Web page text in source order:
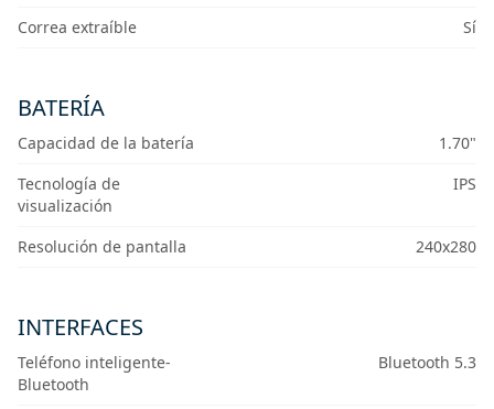
Correa extraíble
Sí
BATERÍA
Capacidad de la batería
1.70"
Tecnología de
visualización
IPS
Resolución de pantalla 240x280
INTERFACES
Teléfono inteligente-
Bluetooth
Bluetooth 5.3